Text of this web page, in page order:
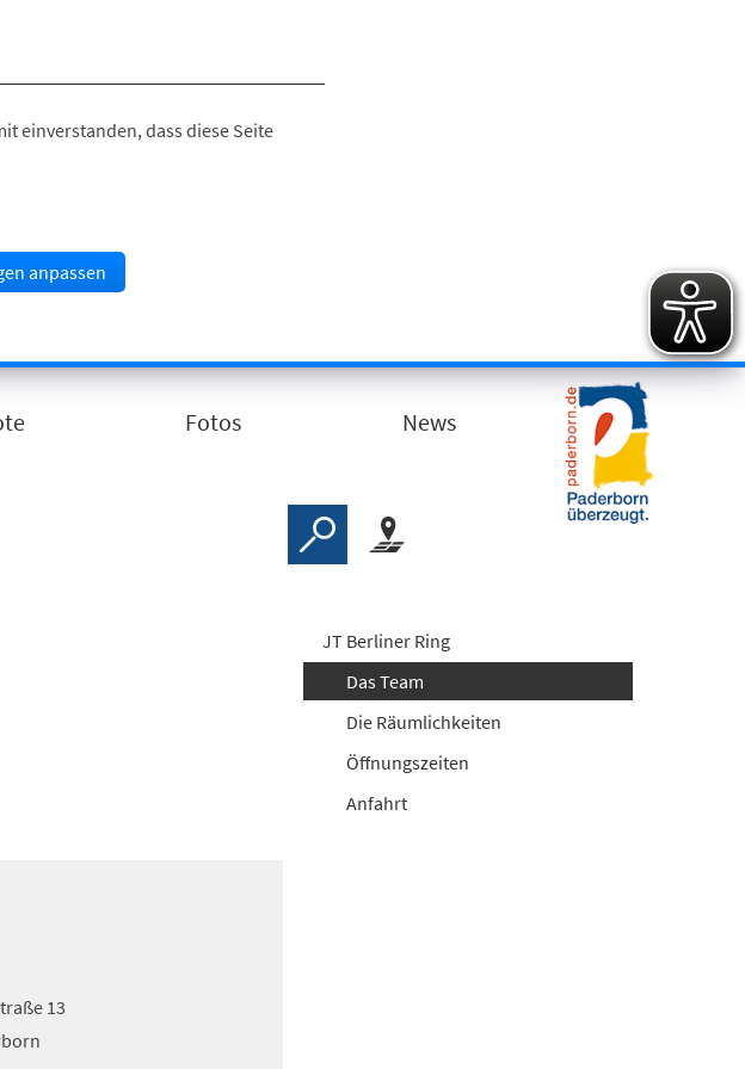
einverstanden, dass diese Seite
anpassen
Fotos News
13
JT Berliner Ring
Das Team
Die Räumlichkeiten
Öffnungszeiten
Anfahrt